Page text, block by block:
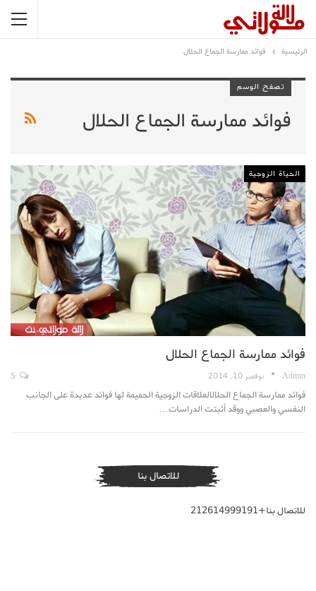
الرئيسية فوائد ممارسة الجماع الحلال
تصفح الوسم
فوائد ممارسة الجماع الحلال
الحياة الزوجية
فوائد ممارسة الجماع الحلال
Admin نوفمبر 10, 2014
فوائد ممارسة الجماع الحلالالعلاقات الزوجية الحميمة لها فوائد عديدة على الجانب
النفسي والعصبي ووقد أثبتت الدراسات…
للاتصال بنا
للاتصال بنا+212614999191